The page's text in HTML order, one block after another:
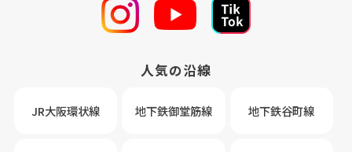
人気の沿線
JR大阪環状線 地下鉄御堂筋線 地下鉄谷町線